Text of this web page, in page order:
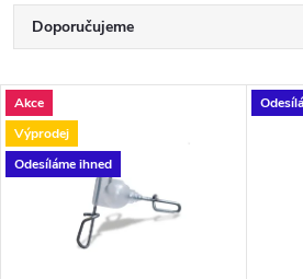
Ř
a
z
e
Doporučujeme
Nejdražší
Nejprodávanější
Abecedně
V
ý
Akce
Výprodej
Odesíláme ihned